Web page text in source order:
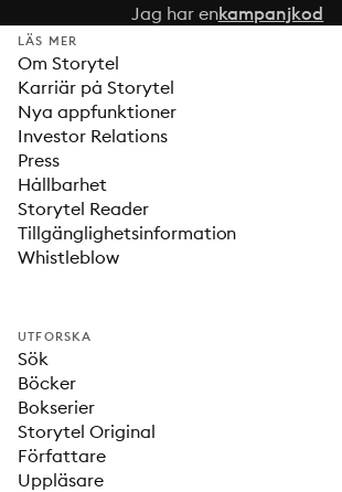
Jag har enkampanjkod
LÄS MER
Om Storytel
Karriär på Storytel
Nya appfunktioner
Investor Relations
Press
Hållbarhet
Storytel Reader
Tillgänglighetsinformation
Whistleblow
UTFORSKA
Sök
Böcker
Bokserier
Storytel Original
Författare
Uppläsare